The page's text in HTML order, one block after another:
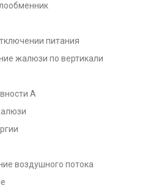
питания
жалюзи по вертикали
А
воздушного потока